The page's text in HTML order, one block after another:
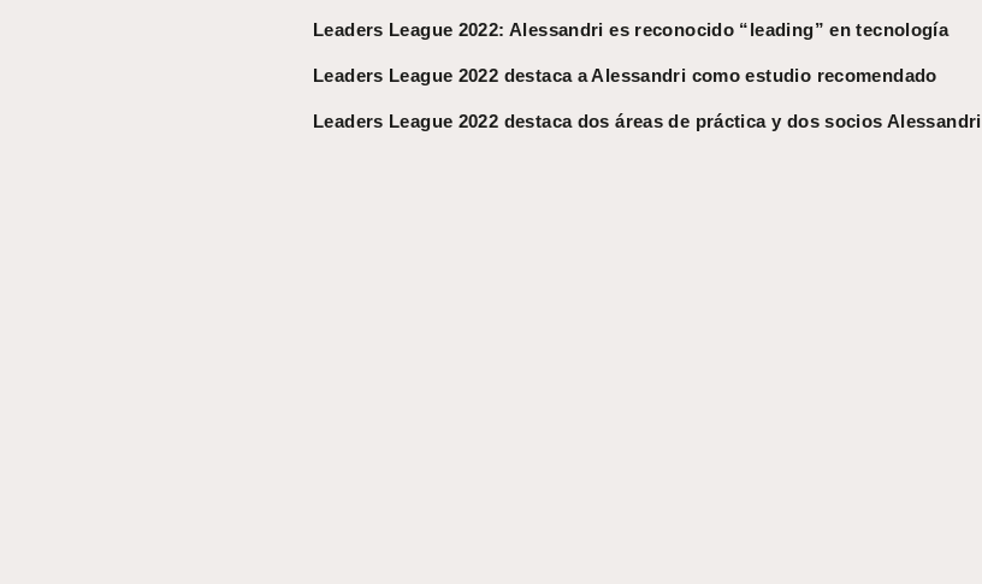
Leaders League 2022: Alessandri es reconocido “leading” en tecnología
Leaders League 2022 destaca a Alessandri como estudio recomendado
Leaders League 2022 destaca dos áreas de práctica y dos socios Alessandri